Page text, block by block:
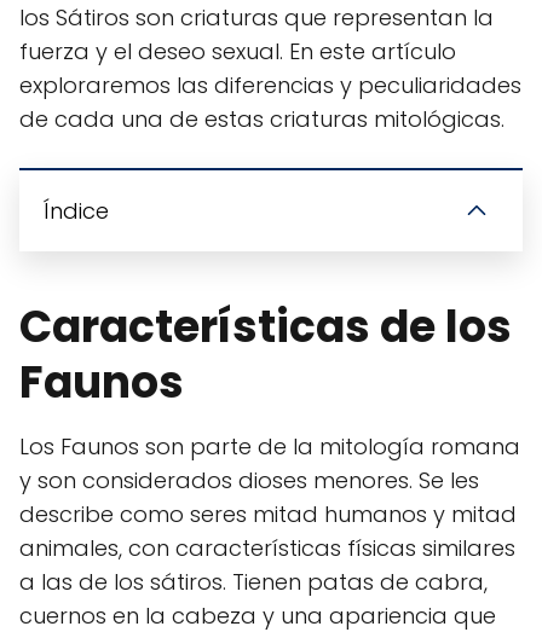
los Sátiros son criaturas que representan la
fuerza y el deseo sexual. En este artículo
exploraremos las diferencias y peculiaridades
de cada una de estas criaturas mitológicas.
Índice
Características de los
Faunos
Los Faunos son parte de la mitología romana
y son considerados dioses menores. Se les
describe como seres mitad humanos y mitad
animales, con características físicas similares
a las de los sátiros. Tienen patas de cabra,
cuernos en la cabeza y una apariencia que